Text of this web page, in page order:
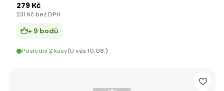
279 Kč
231 Kč bez DPH
+ 9 bodů
Poslední 2 kusy(U vás 10.08.)